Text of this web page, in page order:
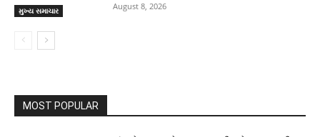
મુખ્ય સમાચાર August 8, 2026
MOST POPULAR